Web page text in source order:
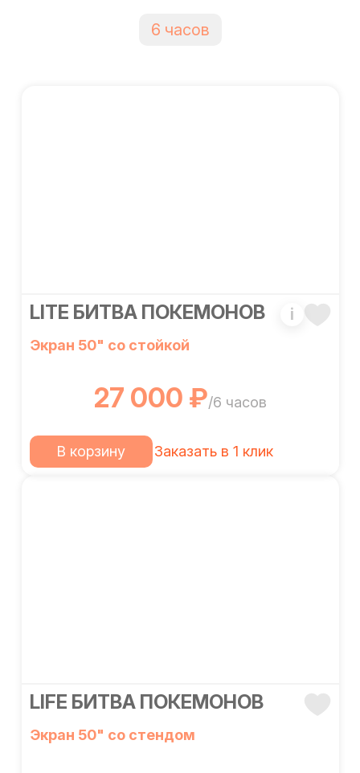
6 часов
LITE БИТВА ПОКЕМОНОВ i
Экран 50" со стойкой
27 000 ₽/6 часов
В корзину Заказать в 1 клик
LIFE БИТВА ПОКЕМОНОВ
Экран 50" со стендом